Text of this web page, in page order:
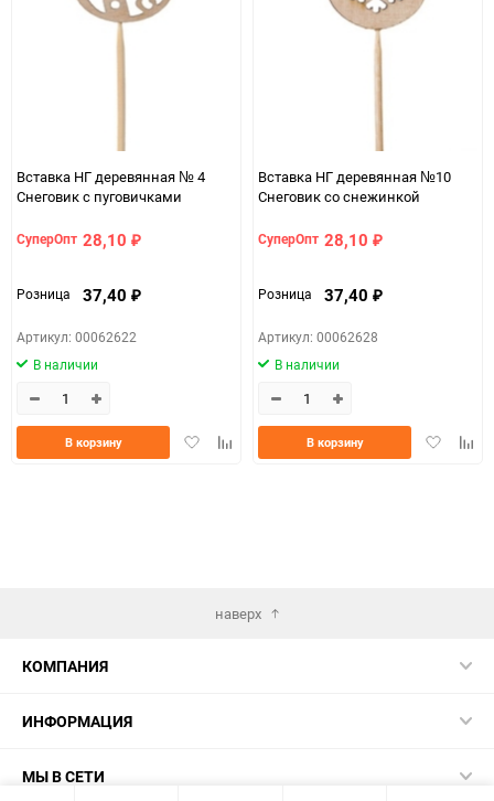
Вставка НГ деревянная № 4
Снеговик с пуговичками
СуперОпт 28,10 ₽
Розница 37,40 ₽
Артикул: 00062622
В наличии
ДобавитьДобавить
В корзину
Вставка НГ деревянная №10
Снеговик со снежинкой
СуперОпт 28,10 ₽
Розница 37,40 ₽
Артикул: 00062628
В наличии
Добавить
В корзину
наверх
КОМПАНИЯ
ИНФОРМАЦИЯ
МЫ В СЕТИ